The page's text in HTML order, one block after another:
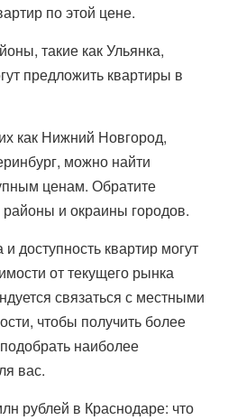
по этой цене.
такие как Ульянка,
предложить квартиры в
как Нижний Новгород,
можно найти
ценам. Обратите
и окраины городов.
доступность квартир могут
от текущего рынка
связаться с местными
чтобы получить более
наиболее
вас.
рублей в Краснодаре: что